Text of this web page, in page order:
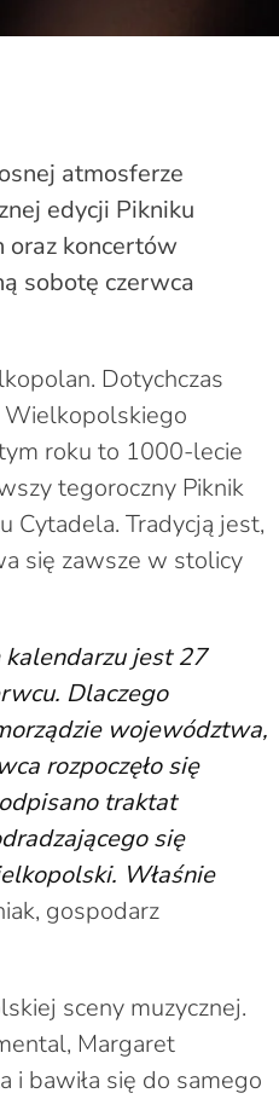
atmosferze
edycji Pikniku
oraz koncertów
sobotę czerwca
Dotychczas
roku to 1000-lecie
tegoroczny Piknik
Cytadela. Tradycją jest,
się zawsze w stolicy
jest 27
Dlaczego
województwa,
rozpoczęło się
traktat
się
Właśnie
gospodarz
sceny muzycznej.
Margaret
i bawiła się do samego